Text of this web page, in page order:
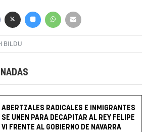
BILDU
ABERTZALES RADICALES E INMIGRANTES
SE UNEN PARA DECAPITAR AL REY FELIPE
VI FRENTE AL GOBIERNO DE NAVARRA